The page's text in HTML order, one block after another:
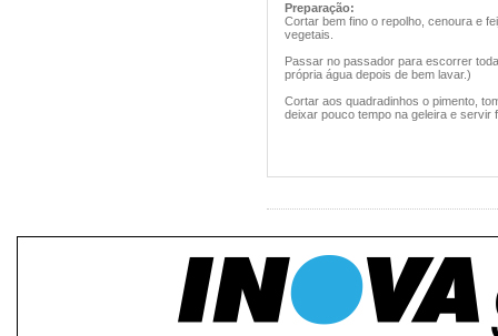
Preparação:
Cortar bem fino o repolho, cenoura e
vegetais.
Passar no passador para escorrer
própria água depois de bem lavar.)
Cortar aos quadradinhos o pimento,
deixar pouco tempo na geleira e servir